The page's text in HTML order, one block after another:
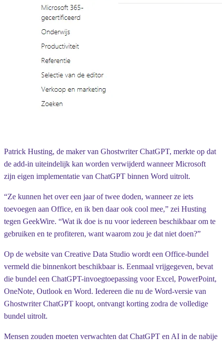
Patrick Husting, de maker van Ghostwriter ChatGPT, merkte op dat
de add-in uiteindelijk kan worden verwijderd wanneer Microsoft
zijn eigen implementatie van ChatGPT binnen Word uitrolt.
“Ze kunnen het over een jaar of twee doden, wanneer ze iets
toevoegen aan Office, en ik ben daar ook cool mee,” zei Husting
tegen GeekWire. “Wat ik doe is nu voor iedereen beschikbaar om te
gebruiken en te profiteren, want waarom zou je dat niet doen?”
Op de website van Creative Data Studio wordt een Office-bundel
vermeld die binnenkort beschikbaar is. Eenmaal vrijgegeven, bevat
die bundel een ChatGPT-invoegtoepassing voor Excel, PowerPoint,
OneNote, Outlook en Word. Iedereen die nu de Word-versie van
Ghostwriter ChatGPT koopt, ontvangt korting zodra de volledige
bundel uitrolt.
Mensen zouden moeten verwachten dat ChatGPT en AI in de nabije